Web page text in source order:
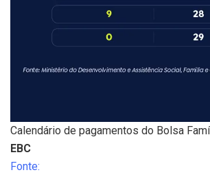
Calendário de pagamentos do Bolsa
EBC
Fonte: